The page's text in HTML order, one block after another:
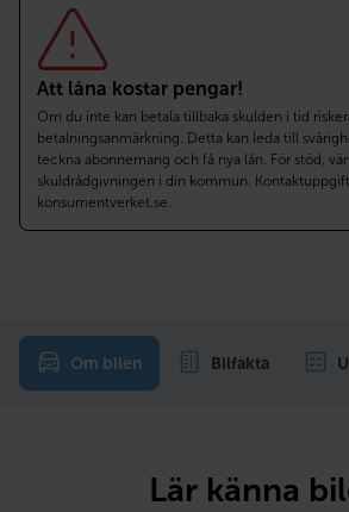
Att låna kostar pengar!
Om du inte kan betala tillbaka skulden i tid
betalningsanmärkning. Detta kan leda till
teckna abonnemang och få nya lån. För stöd,
skuldrådgivningen i din kommun.
konsumentverket.se.
Om bilen Bilfakta
Lär känna